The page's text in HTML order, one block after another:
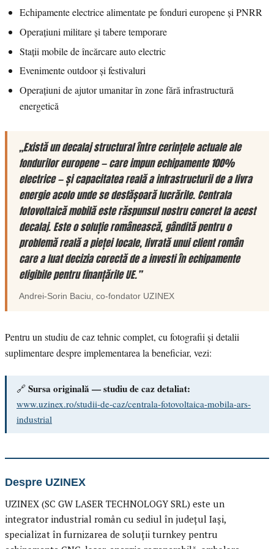
Echipamente electrice alimentate pe fonduri europene și PNRR
Operațiuni militare și tabere temporare
Stații mobile de încărcare auto electric
Evenimente outdoor și festivaluri
Operațiuni de ajutor umanitar în zone fără infrastructură
energetică
„Există un decalaj structural între cerințele actuale ale
fondurilor europene — care impun echipamente 100%
electrice — și capacitatea reală a infrastructurii de a livra
energie acolo unde se desfășoară lucrările. Centrala
fotovoltaică mobilă este răspunsul nostru concret la acest
decalaj. Este o soluție românească, gândită pentru o
problemă reală a pieței locale, livrată unui client român
care a luat decizia corectă de a investi în echipamente
eligibile pentru finanțările UE.”
Andrei-Sorin Baciu, co-fondator UZINEX
Pentru un studiu de caz tehnic complet, cu fotografii și detalii
suplimentare despre implementarea la beneficiar, vezi:
🔗 Sursa originală — studiu de caz detaliat:
www.uzinex.ro/studii-de-caz/centrala-fotovoltaica-mobila-ars-
industrial
Despre UZINEX
UZINEX (SC GW LASER TECHNOLOGY SRL) este un
integrator industrial român cu sediul în județul Iași,
specializat în furnizarea de soluții turnkey pentru